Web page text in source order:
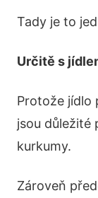
Tady je to
Určitě s
Protože jídlo
jsou důležité
kurkumy.
Zároveň